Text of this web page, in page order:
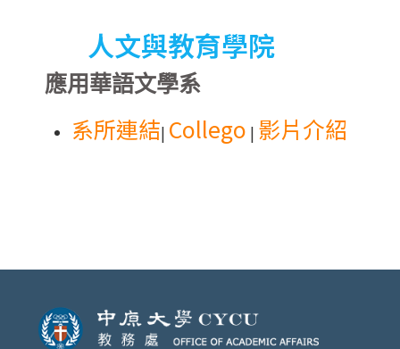
人文與教育學院
應用華語文學系
系所連結| Collego | 影片介紹